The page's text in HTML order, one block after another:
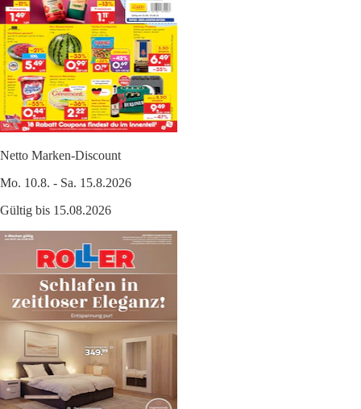
Netto Marken-Discount
Mo. 10.8. - Sa. 15.8.2026
Gültig bis 15.08.2026